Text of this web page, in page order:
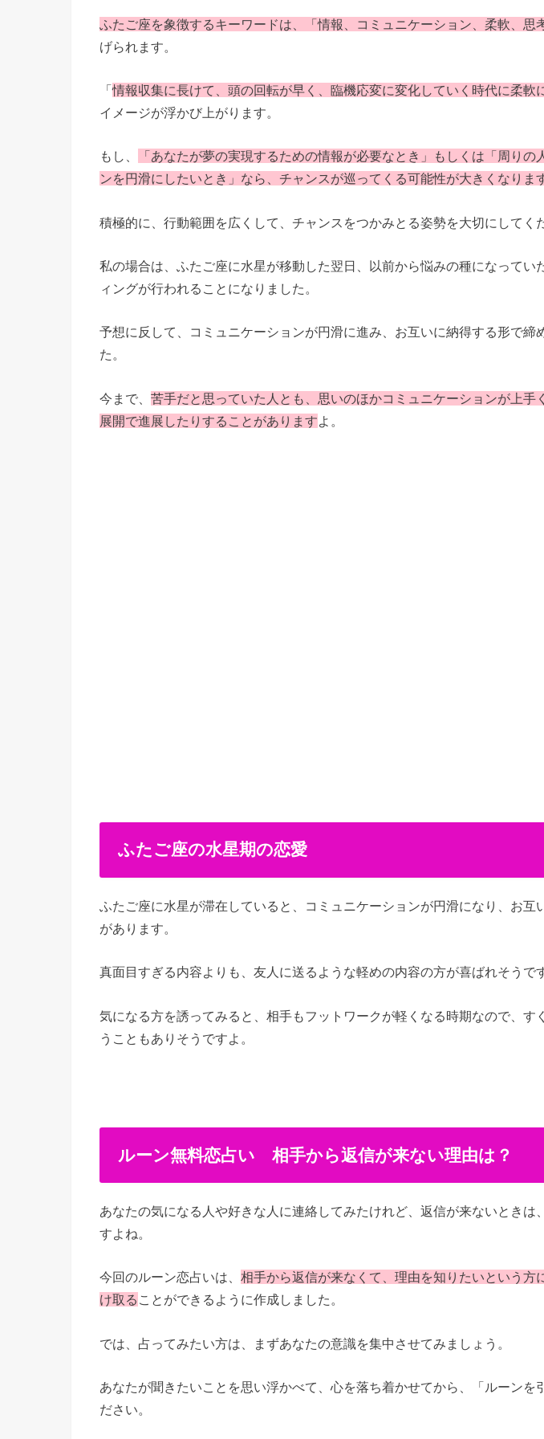
ふたご座を象徴するキーワードは、「情報、コミュニケーション、柔軟、思
げられます。
「情報収集に長けて、頭の回転が早く、臨機応変に変化していく時代に柔軟
イメージが浮かび上がります。
もし、
「あなたが夢の実現するための情報が必要なとき」もしくは「周りの
ンを円滑にしたいとき」なら、チャンスが巡ってくる可能性が大きくなりま
積極的に、行動範囲を広くして、チャンスをつかみとる姿勢を大切にしてく
私の場合は、ふたご座に水星が移動した翌日、以前から悩みの種になってい
ィングが行われることになりました。
予想に反して、コミュニケーションが円滑に進み、お互いに納得する形で締
た。
今まで、 苦手だと思っていた人とも、思いのほかコミュニケーションが上手
展開で進展したりすることがありますよ。
ふたご座の水星期の恋愛
ふたご座に水星が滞在していると、コミュニケーションが円滑になり、お互
があります。
真面目すぎる内容よりも、友人に送るような軽めの内容の方が喜ばれそうで
気になる方を誘ってみると、相手もフットワークが軽くなる時期なので、す
うこともありそうですよ。
ルーン無料恋占い 相手から返信が来ない理由は？
あなたの気になる人や好きな人に連絡してみたけれど、返信が来ないときは
すよね。
今回のルーン恋占いは、 相手から返信が来なくて、理由を知りたいという方
け取る ことができるように作成しました。
では、占ってみたい方は、まずあなたの意識を集中させてみましょう。
あなたが聞きたいことを思い浮かべて、心を落ち着かせてから、「ルーンを
ださい。